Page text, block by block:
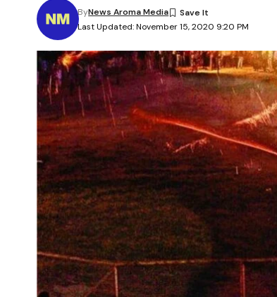
Last Updated: November 15, 2020 9:20 PM
ByNews Aroma Media